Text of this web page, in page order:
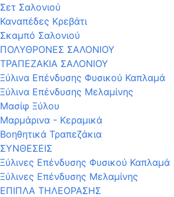
Σετ Σαλονιού
Καναπέδες Κρεβάτι
Σκαμπό Σαλονιού
ΠΟΛΥΘΡΟΝΕΣ ΣΑΛΟΝΙΟΥ
ΤΡΑΠΕΖΑΚΙΑ ΣΑΛΟΝΙΟΥ
Ξύλινα Επένδυσης Φυσικού Καπλαμά
Ξύλινα Επένδυσης Μελαμίνης
Μασίφ Ξύλου
Μαρμάρινα - Κεραμικά
Βοηθητικά Τραπεζάκια
ΣΥΝΘΕΣΕΙΣ
Ξύλινες Επένδυσης Φυσικού Καπλαμά
Ξύλινες Επένδυσης Μελαμίνης
ΕΠΙΠΛΑ ΤΗΛΕΟΡΑΣΗΣ